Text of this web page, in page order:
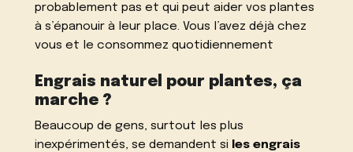
probablement pas et qui peut aider vos plantes
à s’épanouir à leur place. Vous l’avez déjà chez
vous et le consommez quotidiennement
Engrais naturel pour plantes, ça
marche ?
Beaucoup de gens, surtout les plus
inexpérimentés, se demandent si les engrais